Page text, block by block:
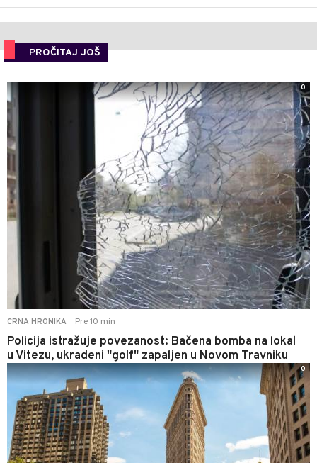
PROČITAJ JOŠ
CRNA HRONIKA Pre 10 min
Policija istražuje povezanost: Bačena bomba na lokal
u Vitezu, ukradeni "golf" zapaljen u Novom Travniku
0
0